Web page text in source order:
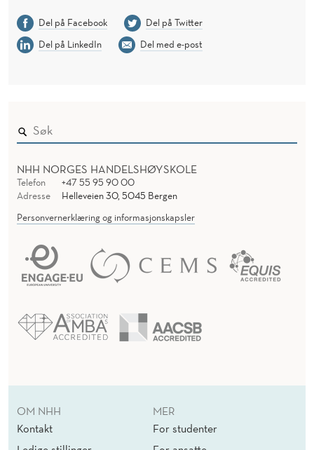
Del på Facebook
Del på Twitter
Del på LinkedIn
Del med e-post
NHH NORGES HANDELSHØYSKOLE
Telefon
+47 55 95 90 00
Adresse
Helleveien 30, 5045 Bergen
Personvernerklæring og informasjonskapsler
OM NHH
Kontakt
MER
For studenter